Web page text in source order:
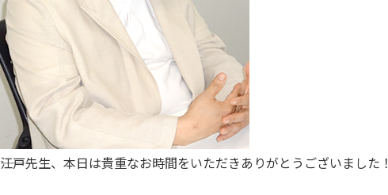
――江戸先生、本日は貴重なお時間をいただきありがとうございました！